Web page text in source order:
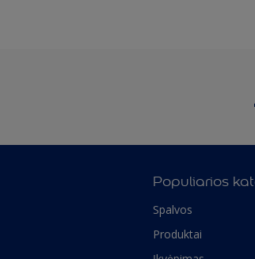
Populiarios
Spalvos
Produktai